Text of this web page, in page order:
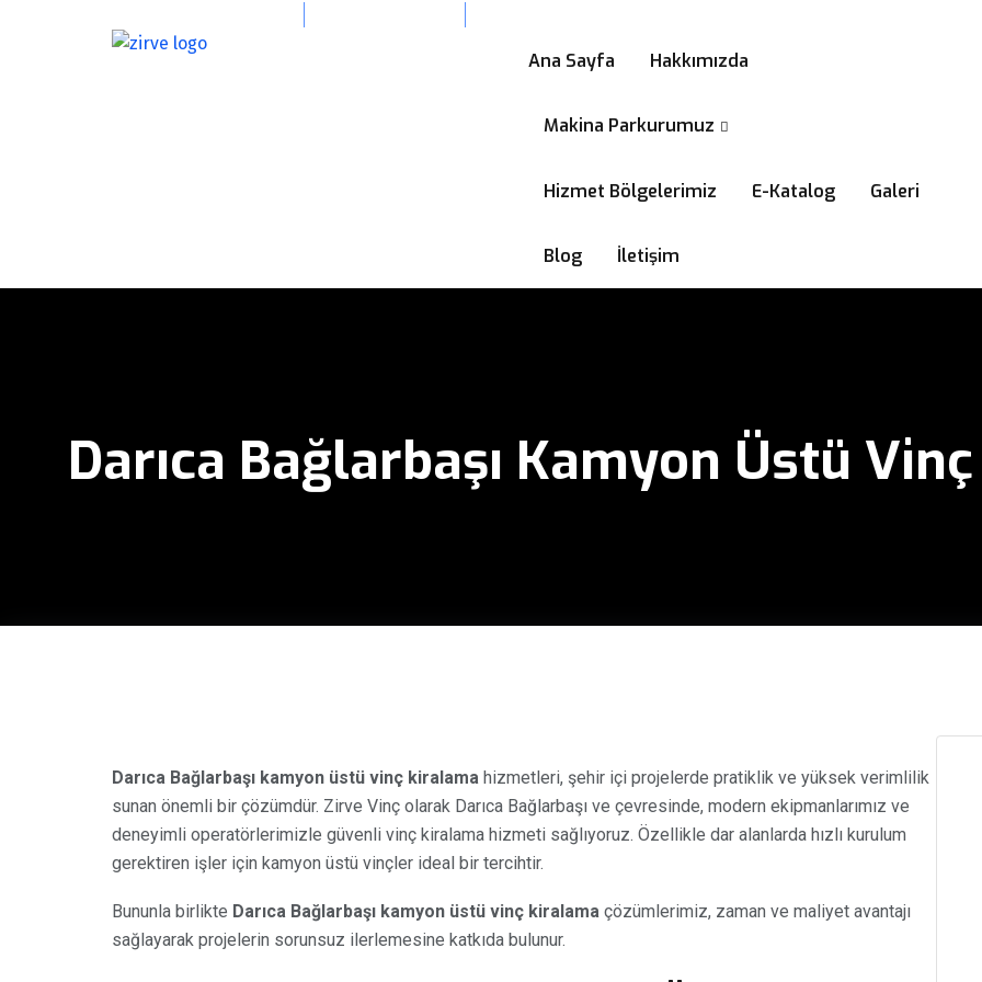
Ana Sayfa Hakkımızda
Makina Parkurumuz
Hizmet Bölgelerimiz E-Katalog Galeri
Blog İletişim
Darıca Bağlarbaşı Kamyon Üstü
Darıca Bağlarbaşı kamyon üstü vinç kiralama hizmetleri, şehir içi projelerde pratiklik ve yüksek verimlilik
sunan önemli bir çözümdür. Zirve Vinç olarak Darıca Bağlarbaşı ve çevresinde, modern ekipmanlarımız ve
deneyimli operatörlerimizle güvenli vinç kiralama hizmeti sağlıyoruz. Özellikle dar alanlarda hızlı kurulum
gerektiren işler için kamyon üstü vinçler ideal bir tercihtir.
Bununla birlikte Darıca Bağlarbaşı kamyon üstü vinç kiralama çözümlerimiz, zaman ve maliyet avantajı
sağlayarak projelerin sorunsuz ilerlemesine katkıda bulunur.